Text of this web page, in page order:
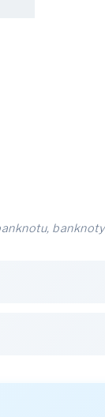
banknoty